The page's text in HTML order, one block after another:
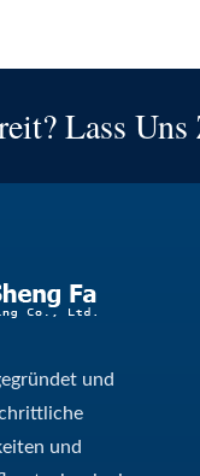
Lass Uns
und
und